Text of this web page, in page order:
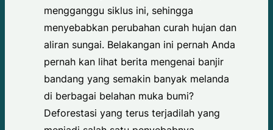
mengganggu siklus ini, sehingga
menyebabkan perubahan curah hujan dan
aliran sungai. Belakangan ini pernah Anda
pernah kan lihat berita mengenai banjir
bandang yang semakin banyak melanda
di berbagai belahan muka bumi?
Deforestasi yang terus terjadilah yang